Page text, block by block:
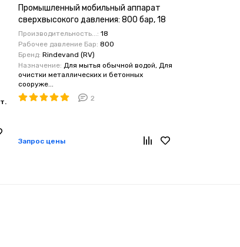
Промышленный мобильный аппарат
сверхвысокого давления: 800 бар, 18
л/мин, 30 кВт с помпой охлаждения
Производительность...: 18
Рабочее давление Бар: 800
Бренд: Rindevand (RV)
Назначение: Для мытья обычной водой, Для
очистки металлических и бетонных
сооруже...
2
Запрос цены